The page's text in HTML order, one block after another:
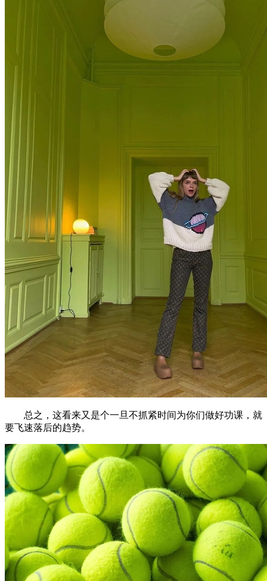
总之，这看来又是个一旦不抓紧时间为你们做好功课，就
要飞速落后的趋势。